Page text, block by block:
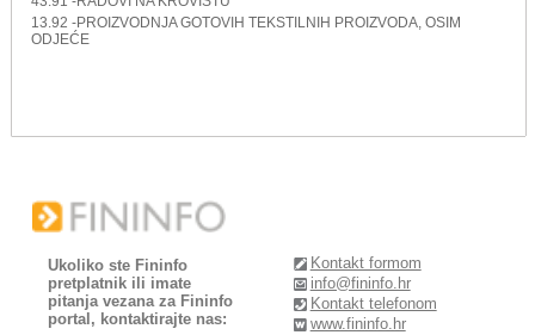
13.92 -PROIZVODNJA GOTOVIH TEKSTILNIH PROIZVODA, OSIM
ODJEĆE
Ukoliko ste Fininfo
pretplatnik ili imate
pitanja vezana za Fininfo
portal, kontaktirajte nas:
Kontakt formom
info@fininfo.hr
Kontakt telefonom
www.fininfo.hr